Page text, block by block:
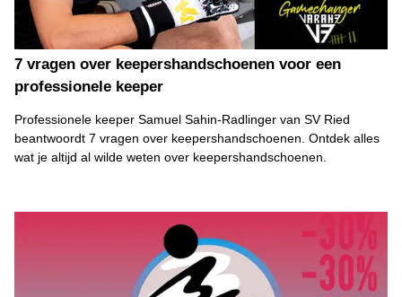
7 vragen over keepershandschoenen voor een
professionele keeper
Professionele keeper Samuel Sahin-Radlinger van SV Ried
beantwoordt 7 vragen over keepershandschoenen. Ontdek alles
wat je altijd al wilde weten over keepershandschoenen.